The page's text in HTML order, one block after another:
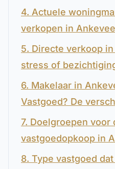
4. Actuele
verkopen in
5. Directe verkoop
stress of
6. Makelaar in
Vastgoed? De
7. Doelgroepen voor
vastgoedopkoop in
8. Type vastgoed